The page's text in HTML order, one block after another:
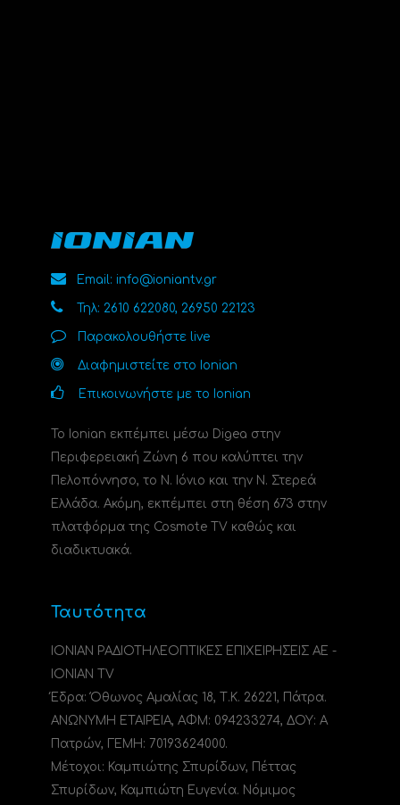
Email: info@ioniantv.gr
Τηλ: 2610 622080, 26950 22123
Παρακολουθήστε live
Διαφημιστείτε στο Ionian
Επικοινωνήστε με το Ionian
Το Ionian εκπέμπει μέσω Digea στην
Περιφερειακή Ζώνη 6 που καλύπτει την
Πελοπόννησο, το N. Ιόνιο και την Ν. Στερεά
Ελλάδα. Ακόμη, εκπέμπει στη θέση 673 στην
πλατφόρμα της Cosmote TV καθώς και
διαδικτυακά.
Ταυτότητα
ΙΟΝΙΑΝ ΡΑΔΙΟΤΗΛΕΟΠΤΙΚΕΣ ΕΠΙΧΕΙΡΗΣΕΙΣ ΑΕ -
IONIAN TV
Έδρα: Όθωνος Αμαλίας 18, Τ.Κ. 26221, Πάτρα.
ΑΝΩΝΥΜΗ ΕΤΑΙΡΕΙΑ, ΑΦΜ: 094233274, ΔΟΥ: A
Πατρών, ΓΕΜΗ: 70193624000.
Μέτοχοι: Καμπιώτης Σπυρίδων, Πέττας
Σπυρίδων, Καμπιώτη Ευγενία. Νόμιμος